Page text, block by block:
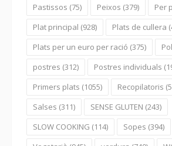
Pastissos (75) Peixos (379) Per
Plat principal (928) Plats de cullera
Plats per un euro per ració (375)
postres (312) Postres individuals
Primers plats (1055) Recopilatoris
Salses (311) SENSE GLUTEN (243)
SLOW COOKING (114) Sopes (394)